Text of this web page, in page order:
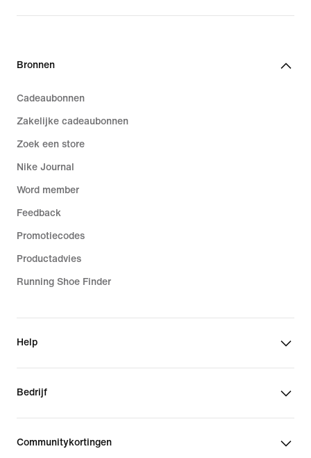
Bronnen
Cadeaubonnen
Zakelijke cadeaubonnen
Zoek een store
Nike Journal
Word member
Feedback
Promotiecodes
Productadvies
Running Shoe Finder
Help
Bedrijf
Communitykortingen